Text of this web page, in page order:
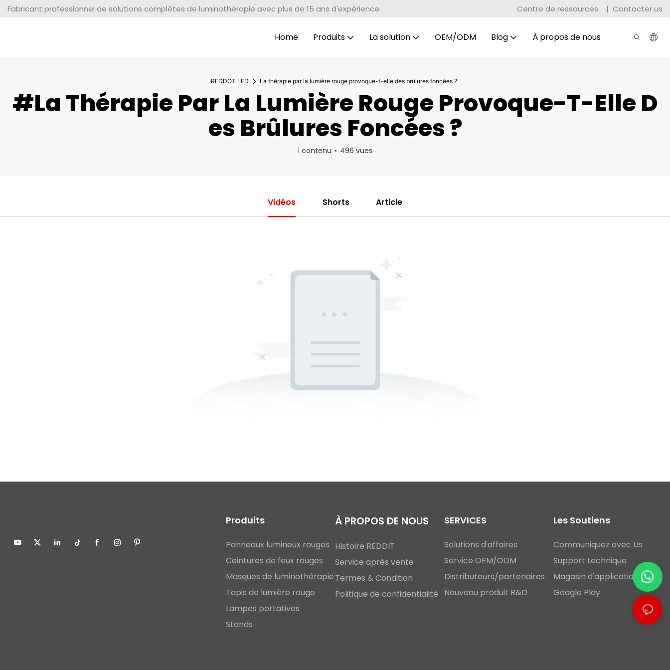
Fabricant professionnel de solutions complètes de luminothérapie avec plus de 15 ans d'expérience. Centre de ressources | Contacter us
Home Produits La solution OEM/ODM Blog À propos de nous
REDDOT LED La thérapie par la lumière rouge provoque-t-elle des brûlures foncées ?
#La Thérapie Par La Lumière Rouge Provoque-T-Elle D
Es Brûlures Foncées ?
1 contenu 496 vues
Vidéos Shorts Article
Produits
Panneaux lumineux rouges
Ceintures de feux rouges
Masques de luminothérapie
Tapis de lumière rouge
Lampes portatives
Stands
À PROPOS DE NOUS
Histoire REDDIT
Service après vente
Termes & Condition
Politique de confidentialité
SERVICES
Solutions d'affaires
Service OEM/ODM
Distributeurs/partenaires
Nouveau produit R&D
Les Soutiens
Communiquez avec Us
Support technique
Magasin d'applications
Google Play